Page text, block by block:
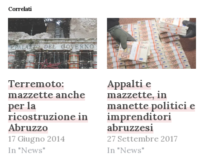
Correlati
Terremoto:
mazzette anche
per la
ricostruzione in
Abruzzo
17 Giugno 2014
In "News"
Appalti e
mazzette, in
manette politici e
imprenditori
abruzzesi
27 Settembre 2017
In "News"